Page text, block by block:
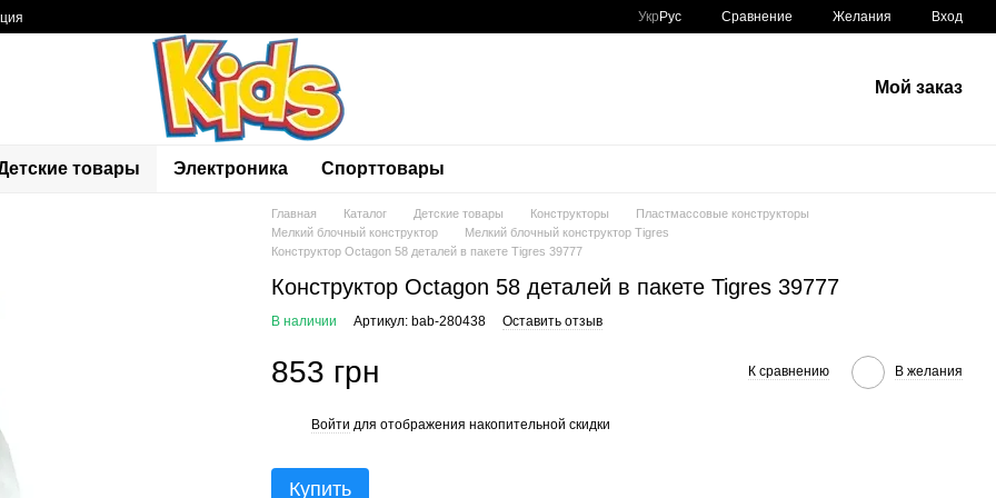
Укр Рус Сравнение Желания Вход
Мой заказ
товары Электроника Спорттовары
Главная Каталог Детские товары Конструкторы
Пластмассовые конструкторы
Мелкий блочный конструктор
Мелкий блочный конструктор Tigres
Конструктор Octagon 58 деталей в пакете Tigres 39777
Конструктор Octagon 58 деталей в пакете Tigres 39777
В наличии Артикул: bab-280438 Оставить отзыв
853 грн К сравнению В желания
Войти для отображения накопительной скидки
Купить